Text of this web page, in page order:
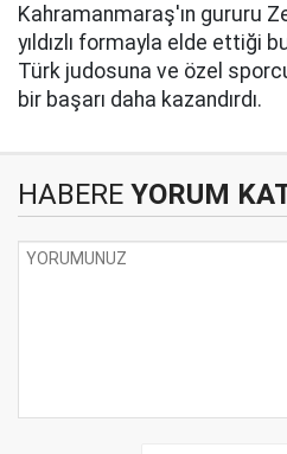
Kahramanmaraş'ın gururu
yıldızlı formayla elde ettiği
Türk judosuna ve özel
bir başarı daha kazandırdı.
HABERE YORUM